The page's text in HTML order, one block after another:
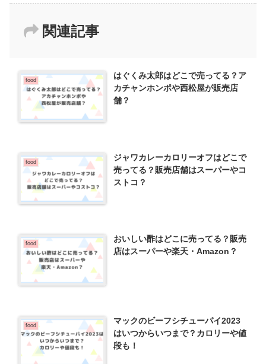
関連記事
food
はぐくみ太郎はどこで売ってる？ア
カチャンホンポや西松屋が販売店
舗？
food
ジャワカレーカロリーオフはどこで
売ってる？販売店舗はスーパーやコ
ストコ？
food
おいしい酢はどこに売ってる？販売
店はスーパーや楽天・Amazon？
food
マックのビーフシチューパイ2023
はいつからいつまで？カロリーや値
段も！